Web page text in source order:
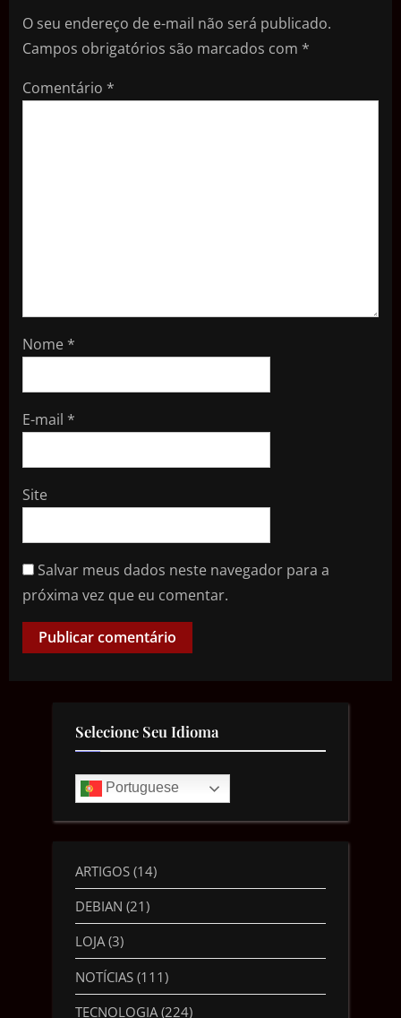
O seu endereço de e-mail não será publicado.
Campos obrigatórios são marcados com *
Comentário *
Nome *
E-mail *
Site
Salvar meus dados neste navegador para a
próxima vez que eu comentar.
Selecione Seu Idioma
Portuguese
ARTIGOS (14)
DEBIAN (21)
LOJA(3)
NOTÍCIAS (111)
TECNOLOGIA (224)